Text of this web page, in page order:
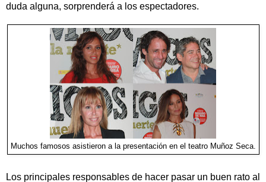
duda alguna, sorprenderá a los espectadores.
Muchos famosos asistieron a la presentación en el teatro Muñoz Seca.
Los principales responsables de hacer pasar un buen rato al